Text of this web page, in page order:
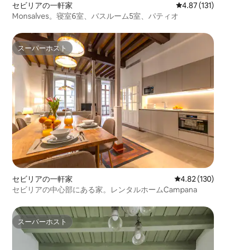
セビリアの一軒家 レビュー131
4.87 (131)
Monsalves。寝室6室、バスルーム5室、パティオ
スーパーホスト
スーパーホスト
セビリアの一軒家 レビュー130
4.82 (130)
セビリアの中心部にある家。レンタルホームCampana
スーパーホスト
スーパーホスト